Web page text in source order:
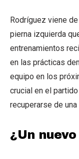
Rodríguez viene
pierna izquierda
entrenamientos
en las prácticas
equipo en los
crucial en el
recuperarse de
¿Un